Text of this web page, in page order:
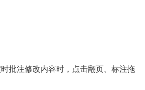
批注修改内容时，点击翻页、标注拖